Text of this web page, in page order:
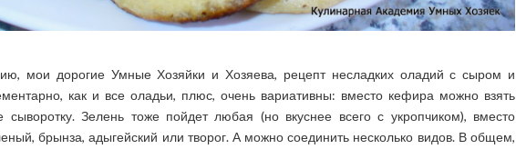
мои дорогие Умные Хозяйки и Хозяева, рецепт несладких оладий с сыром и
как и все оладьи, плюс, очень вариативны: вместо кефира можно взять
сыворотку. Зелень тоже пойдет любая (но вкуснее всего с укропчиком), вместо
брынза, адыгейский или творог. А можно соединить несколько видов. В общем,